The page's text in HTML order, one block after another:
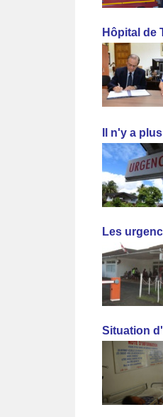
Hôpital de
Il n'y a
Les
Situation